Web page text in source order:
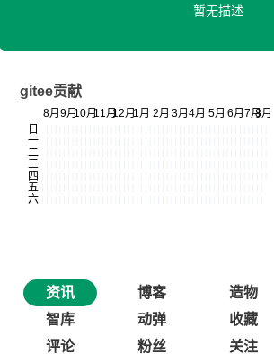
暂无描述
gitee贡献
资讯 博客
造物
智库
动弹
收藏
评论
粉丝 关注